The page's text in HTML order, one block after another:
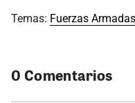
Temas: Fuerzas Armadas
0 Comentarios